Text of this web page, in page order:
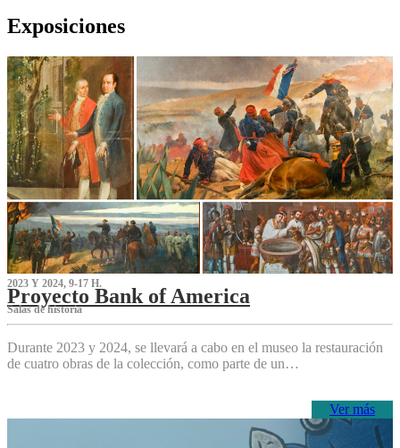
Exposiciones
2023 Y 2024, 9-17 H.
Proyecto Bank of America
S‌alas de historia
Durante 2023 y 2024, se llevará a cabo en el museo la restauración
de cuatro obras de la colección, como parte de un…
Ver más